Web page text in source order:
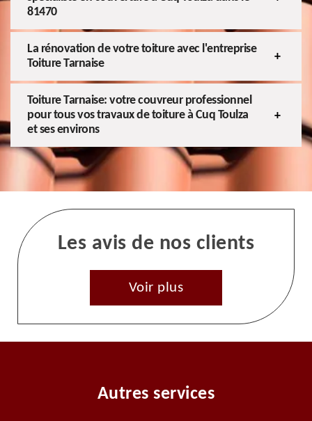
81470
La rénovation de votre toiture avec l'entreprise
Toiture Tarnaise
Toiture Tarnaise: votre couvreur professionnel
pour tous vos travaux de toiture à Cuq Toulza
et ses environs
Les avis de nos clients
Voir plus
Autres services